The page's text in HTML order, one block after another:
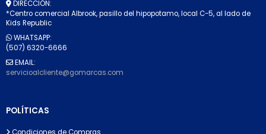
DIRECCIÓN:
*Centro comercial Albrook, pasillo del hipopotamo, local C-5, al lado de
Kids Republic
WHATSAPP:
(507) 6320-6666
EMAIL:
servicioalcliente@gomarcas.com
POLÍTICAS
Condiciones de Compras